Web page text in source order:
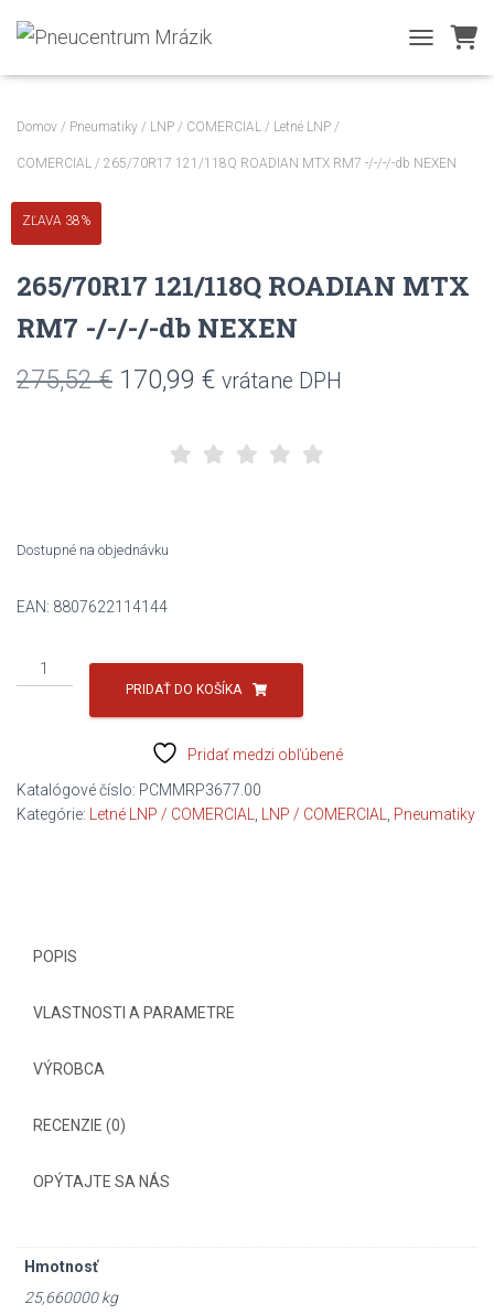
TOGGLE
Domov / Pneumatiky / LNP / COMERCIAL / Letné LNP /
COMERCIAL / 265/70R17 121/118Q ROADIAN MTX RM7 -/-/-/-db NEXEN
ZĽAVA 38%
265/70R17 121/118Q ROADIAN MTX
RM7 -/-/-/-db NEXEN
275,52€ Pôvodná
170,99 €Aktuálna
je:
vrátane DPH
Dostupné na objednávku
EAN: 8807622114144
množstvo
265/70R17
RM7
-/-/-/-
PRIDAŤ DO KOŠÍKA
Pridať medzi obľúbené
Katalógové číslo: PCMMRP3677.00
Kategórie:
Letné LNP / COMERCIAL LNP / COMERCIAL Pneumatiky
POPIS
VLASTNOSTI A PARAMETRE
VÝROBCA
RECENZIE (0)
OPÝTAJTE SA NÁS
Hmotnosť
25,660000 kg